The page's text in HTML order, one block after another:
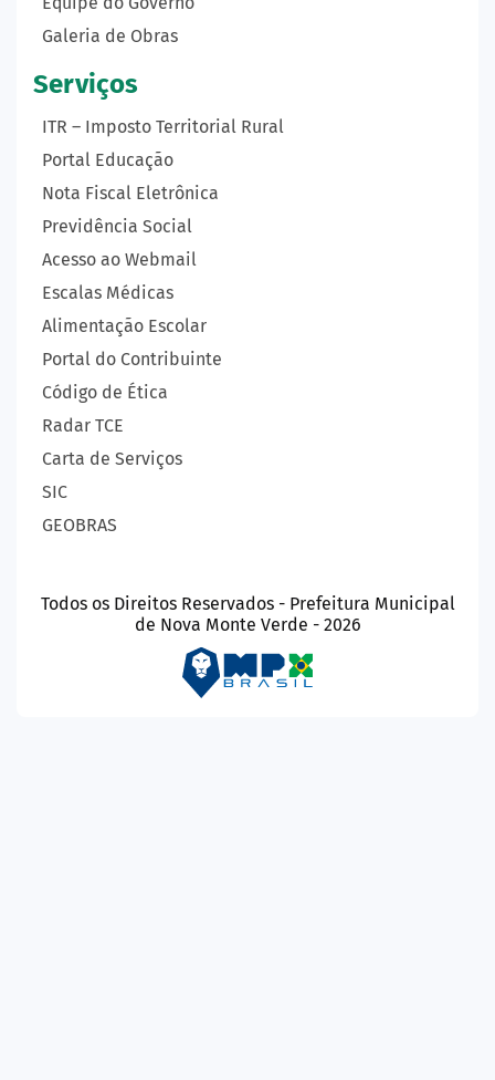
Galeria de Obras
Serviços
ITR – Imposto Territorial Rural
Portal Educação
Nota Fiscal Eletrônica
Previdência Social
Acesso ao Webmail
Escalas Médicas
Alimentação Escolar
Portal do Contribuinte
Código de Ética
Radar TCE
Carta de Serviços
SIC
GEOBRAS
Todos os Direitos Reservados - Prefeitura Municipal
de Nova Monte Verde - 2026